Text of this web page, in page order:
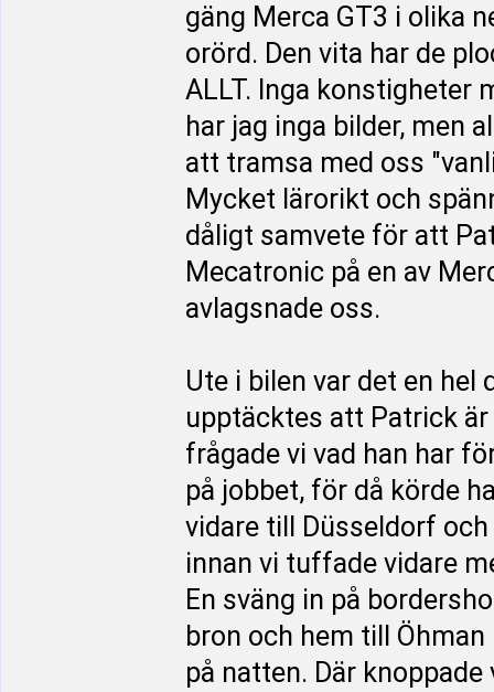
gäng Merca GT3 i olika
orörd. Den vita har de
ALLT. Inga konstigheter
har jag inga bilder, men
att tramsa med oss
Mycket lärorikt och
dåligt samvete för att
Mecatronic på en av
avlagsnade oss.
Ute i bilen var det en hel
upptäcktes att Patrick
frågade vi vad han har
på jobbet, för då körde
vidare till Düsseldorf
innan vi tuffade vidare
En sväng in på
bron och hem till
på natten. Där